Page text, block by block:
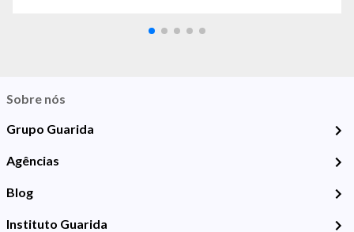
Sobre nós
Grupo Guarida
Agências
Blog
Instituto Guarida